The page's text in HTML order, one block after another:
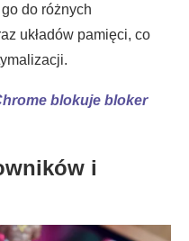
do różnych
układów pamięci, co
blokuje bloker
i